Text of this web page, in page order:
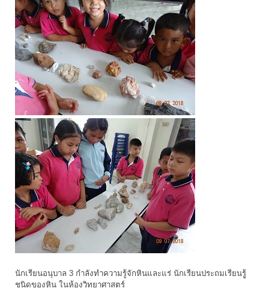
นักเรียนอนุบาล 3 กำลังทำความรู้จักหินและแร่ นักเรียนประถมเรียนรูู้
ชนิดของหิน ในห้องวิทยาศาสตร์